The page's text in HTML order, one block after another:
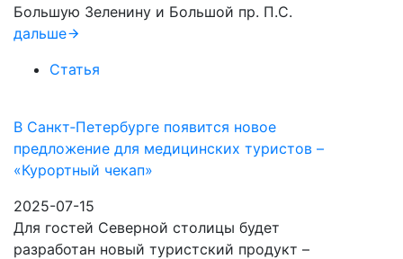
Большую Зеленину и Большой пр. П.С.
дальше
Статья
В Санкт‑Петербурге появится новое
предложение для медицинских туристов –
«Курортный чекап»
2025-07-15
Для гостей Северной столицы будет
разработан новый туристский продукт –